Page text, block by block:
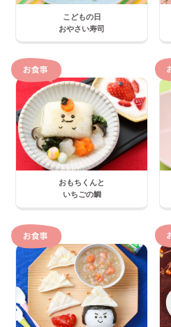
こどもの日
おやさい寿司
おもちくんと
いちごの鯛